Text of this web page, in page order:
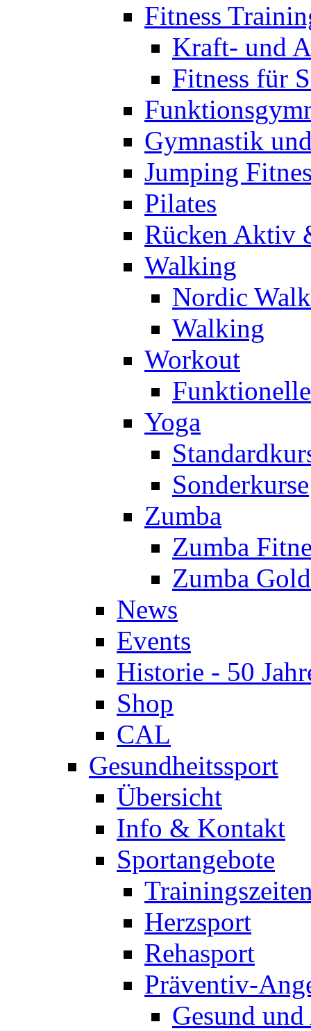
Fitness
Kraft- und
Fitness für
Gymnastik
Jumping
Pilates
Rücken Aktiv
Walking
Nordic
Walking
Workout
Yoga
Sonderkurse
Zumba
Zumba
Zumba Gold
News
Events
Historie - 50
Shop
CAL
Gesundheitssport
Übersicht
Info & Kontakt
Sportangebote
Herzsport
Rehasport
Präventiv-
Gesund